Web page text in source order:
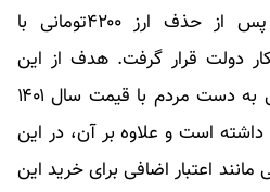
طرح کالابرگ الکترونیکی، پس از حذف ارز ۴۲۰۰تومانی با
دولت قرار گرفت. هدف از این
طرح رسیدن کالاهای اساسی به دست مردم با قیمت سال ۱۴۰۱
داشته است و علاوه بر آن، در این
اعتبار اضافی برای خرید این